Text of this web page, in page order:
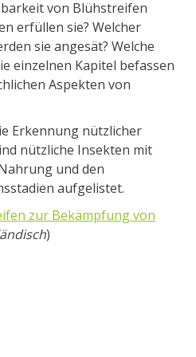
von Blühstreifen
erfüllen sie? Welcher
sie angesät? Welche
einzelnen Kapitel befassen
Aspekten von
Erkennung nützlicher
nützliche Insekten mit
und den
aufgelistet.
zur Bekämpfung von
)